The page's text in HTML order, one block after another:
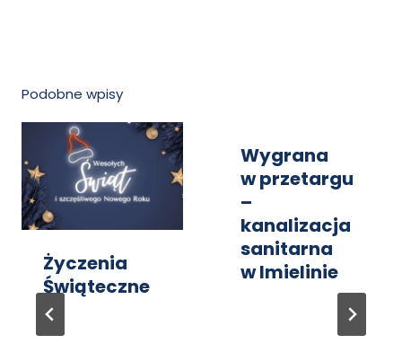
Podobne wpisy
Życzenia
Świąteczne
Wygrana
w przetargu
–
kanalizacja
sanitarna
w Imielinie